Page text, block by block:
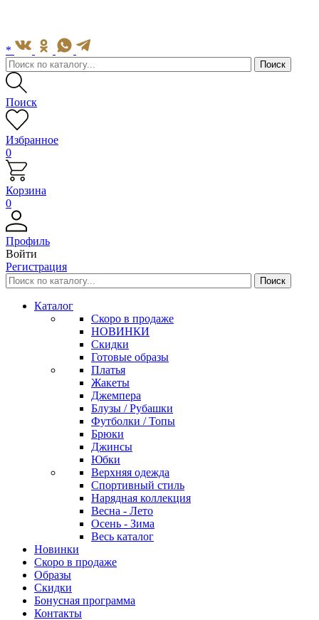
*
Поиск
Избранное
0
Корзина
0
Профиль
Войти
Регистрация
Каталог
Скоро в продаже
НОВИНКИ
Скидки
Готовые образы
Платья
Жакеты
Джемпера
Блузы / Рубашки
Футболки / Топы
Брюки
Джинсы
Юбки
Верхняя одежда
Спортивный стиль
Нарядная коллекция
Весна - Лето
Осень - Зима
Весь каталог
Новинки
Скоро в продаже
Образы
Скидки
Бонусная программа
Контакты